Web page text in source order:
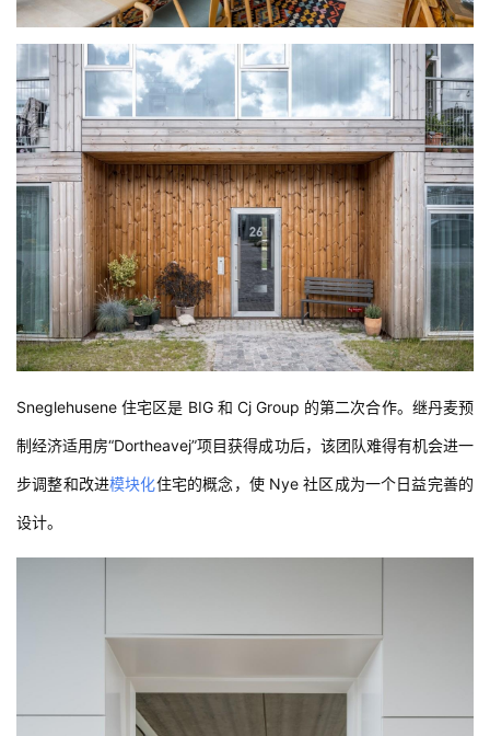
Sneglehusene 住宅区是 BIG 和 Cj Group 的第二次合作。继丹麦预
制经济适用房“Dortheavej”项目获得成功后，该团队难得有机会进一
步调整和改进模块化住宅的概念，使 Nye 社区成为一个日益完善的
设计。